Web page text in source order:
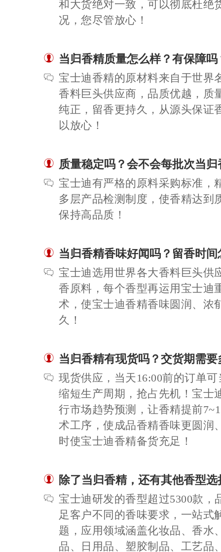
和大货绝对一致，可以彻底杜绝
况，您尽管放心！
当归香精质量怎么样？有保障吗
宝士迪香精的原材料来自于世界
香料巨头供应商，品质优越，质
纯正，留香更持久，从源头保证
以放心！
质量稳定吗？会不会每批次当
宝士迪有严格的原料采购标准，
多层产品检测制度，使香精达到
保持高品质！
当归香精香味好闻吗？留香时间
宝士迪选用世界各大香料巨头供
香原料，每个香型再运用宝士迪
术，使宝士迪香精香味圆润、浓
久！
当归香精有现货吗？交货期需要
现货供应，当天16:00前的订单
缩短生产周期，抢占先机！宝士
行市场趋势预测，让香精提前
术工序，使成品香精香味更圆润
时使宝士迪香精备货充足！
除了当归香精，还有其他香型选
宝士迪研发的香型超过5300款，
足客户不同的香味要求，一站式
题，应用领域涵盖化妆品、香水
品、日用品、塑胶制品、工艺